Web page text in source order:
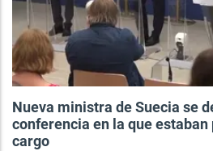
Nueva ministra de Suecia se
conferencia en la que estaban
cargo